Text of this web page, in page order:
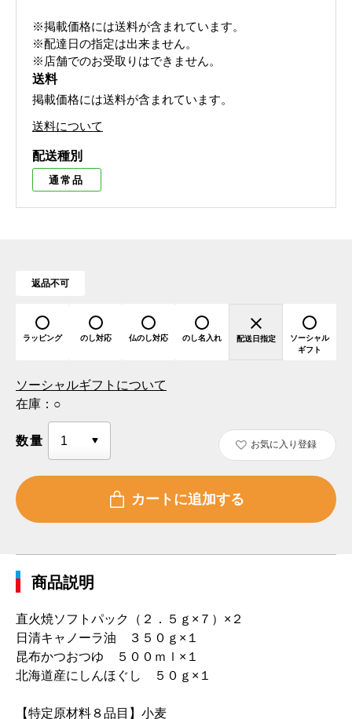
※掲載価格には送料が含まれています。
※配達日の指定は出来ません。
※店舗でのお受取りはできません。
送料
掲載価格には送料が含まれています。
送料について
配送種別
通常品
返品不可
ラッピング のし対応 仏のし対応 のし名入れ 配送日指定
ソーシャル
ギフト
ソーシャルギフトについて
在庫： ○
数量 お気に入り登録
商品説明
直火焼ソフトパック（２．５ｇ×７）×２
日清キャノーラ油 ３５０ｇ×１
昆布かつおつゆ ５００ｍｌ×１
北海道産にしんほぐし ５０ｇ×１
【特定原材料８品目】小麦